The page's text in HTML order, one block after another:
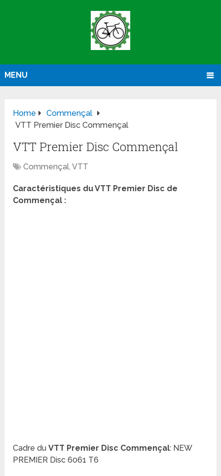
MENU
Home
Commençal
VTT Premier Disc Commençal
VTT Premier Disc Commençal
Commençal,VTT
Caractéristiques du VTT Premier Disc de
Commençal :
Cadre duVTT Premier Disc Commençal: NEW
PREMIER Disc 6061 T6